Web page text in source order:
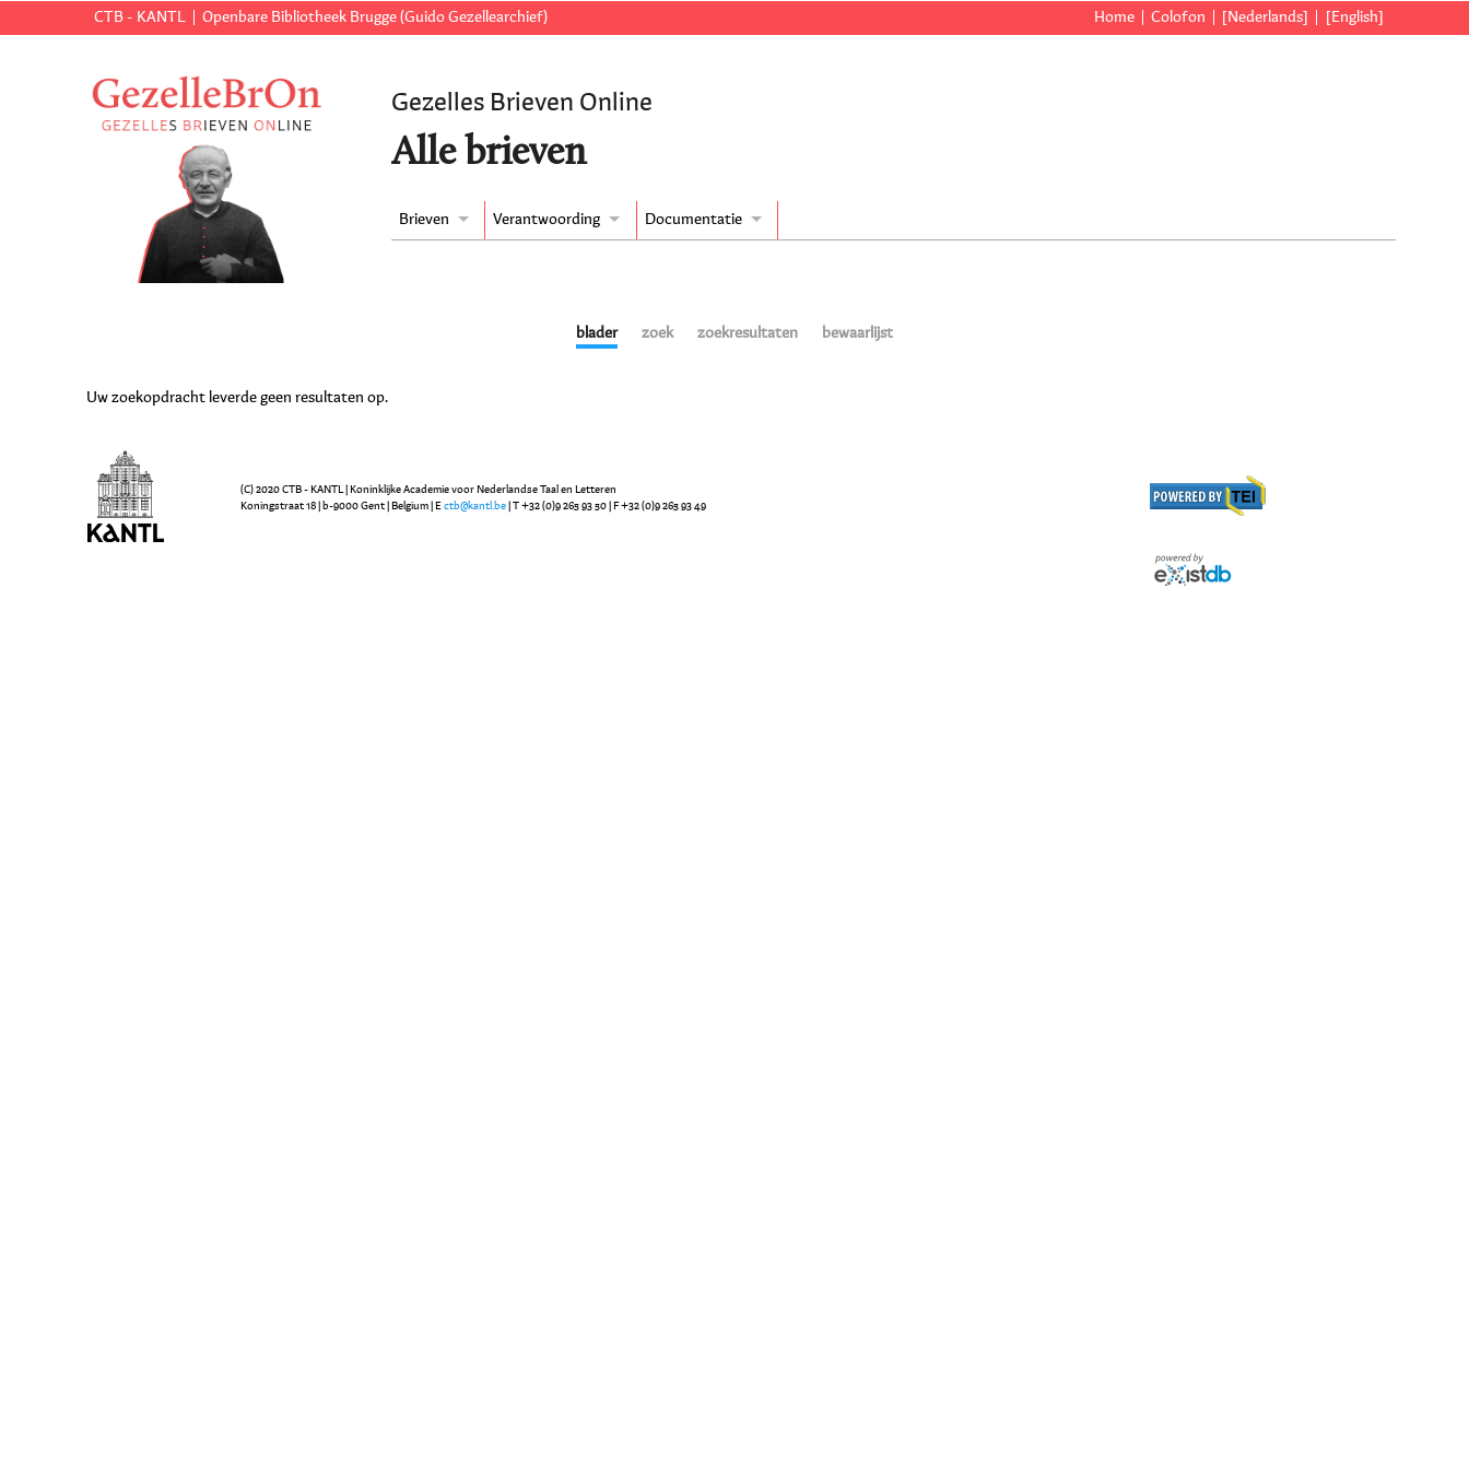
CTB - KANTL Openbare Bibliotheek Brugge (Guido Gezellearchief) Home Colofon [Nederlands] [English]
Gezelles Brieven Online
Alle brieven
Brieven Verantwoording Documentatie
blader zoek zoekresultaten bewaarlijst
Uw zoekopdracht leverde geen resultaten op.
(C) 2020 CTB - KANTL | Koninklijke Academie voor Nederlandse Taal en Letteren
Koningstraat 18 | b-9000 Gent | Belgium | Ectb@kantl.be | T +32 (0)9 265 93 50 | F +32 (0)9 265 93 49